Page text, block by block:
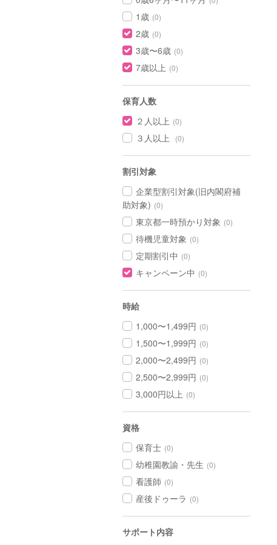
1歳 (0)
2歳 (0)
3歳〜6歳 (0)
7歳以上 (0)
保育人数
２人以上 (0)
３人以上 (0)
割引対象
企業型割引対象(旧内閣府補
助対象) (0)
東京都一時預かり対象 (0)
待機児童対象 (0)
定期割引中 (0)
キャンペーン中 (0)
時給
1,000〜1,499円 (0)
1,500〜1,999円 (0)
2,000〜2,499円 (0)
2,500〜2,999円 (0)
3,000円以上 (0)
資格
保育士 (0)
幼稚園教諭・先生 (0)
看護師 (0)
産後ドゥーラ (0)
サポート内容